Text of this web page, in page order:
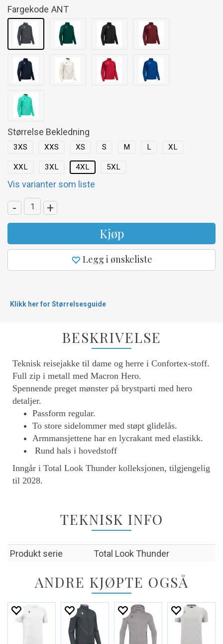
Fargekode ANT
Størrelse Bekledning
3XS XXS XS S M L XL
XXL 3XL 4XL 5XL
Vis varianter som liste
- +
Kjøp
Legg i ønskeliste
Klikk her for Størrelsesguide
BESKRIVELSE
Teknisk reisejakke til dame og herre i Confortex-stoff.
Full zip i metall med Macron Hero.
Spennende preget mønster på brystparti med hero
detaljer.
Passform regular.
To store sidelommer med støpt glidelås.
Armmansjettene har en lycrakant med elastikk.
Rund hals i hovedstoff
Inngår i Total Look Thunder kolleksjonen, tilgjengelig
til 2028.
TEKNISK INFO
Produkt serie Total Look Thunder
ANDRE KJØPTE OGSÅ